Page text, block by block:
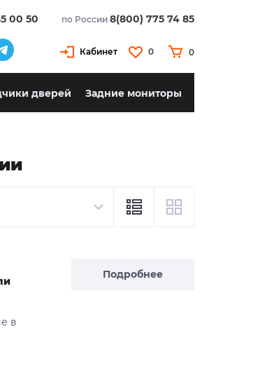
00 50 по России 8(800) 775 74 85
Кабинет 0 0
дверей Задние мониторы
Подробнее
в